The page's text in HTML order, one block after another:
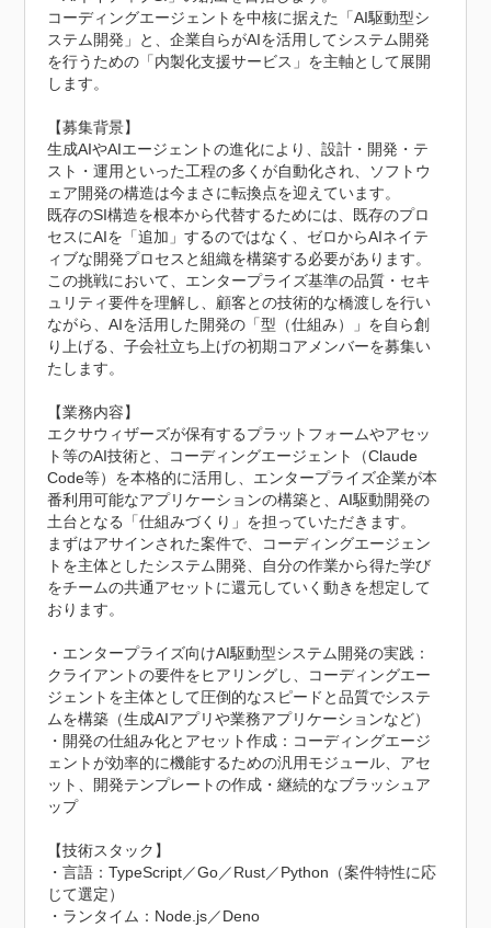
コーディングエージェントを中核に据えた「AI駆動型シ
ステム開発」と、企業自らがAIを活用してシステム開発
を行うための「内製化支援サービス」を主軸として展開
します。
【募集背景】
生成AIやAIエージェントの進化により、設計・開発・テ
スト・運用といった工程の多くが自動化され、ソフトウ
ェア開発の構造は今まさに転換点を迎えています。
既存のSI構造を根本から代替するためには、既存のプロ
セスにAIを「追加」するのではなく、ゼロからAIネイテ
ィブな開発プロセスと組織を構築する必要があります。
この挑戦において、エンタープライズ基準の品質・セキ
ュリティ要件を理解し、顧客との技術的な橋渡しを行い
ながら、AIを活用した開発の「型（仕組み）」を自ら創
り上げる、子会社立ち上げの初期コアメンバーを募集い
たします。
【業務内容】
エクサウィザーズが保有するプラットフォームやアセッ
ト等のAI技術と、コーディングエージェント（Claude
Code等）を本格的に活⽤し、エンタープライズ企業が本
番利⽤可能なアプリケーションの構築と、AI駆動開発の
⼟台となる「仕組みづくり」を担っていただきます。
まずはアサインされた案件で、コーディングエージェン
トを主体としたシステム開発、⾃分の作業から得た学び
をチームの共通アセットに還元していく動きを想定して
おります。
・エンタープライズ向けAI駆動型システム開発の実践：
クライアントの要件をヒアリングし、コーディングエー
ジェントを主体として圧倒的なスピードと品質でシステ
ムを構築（生成AIアプリや業務アプリケーションなど）
・開発の仕組み化とアセット作成：コーディングエージ
ェントが効率的に機能するための汎用モジュール、アセ
ット、開発テンプレートの作成・継続的なブラッシュア
ップ
【技術スタック】
・言語：TypeScript／Go／Rust／Python（案件特性に応
じて選定）
・ランタイム：Node.js／Deno